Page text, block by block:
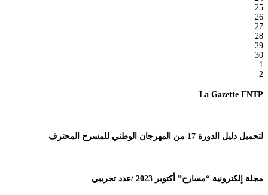
25
26
27
28
29
30
1
2
La Gazette FNTP
لتحميل دليل الدورة 17 من المهرجان الوطني للمسرح المحترف
مجلة إلكترونية “مسارح” أكتوبر 2023 /عدد تجريبي